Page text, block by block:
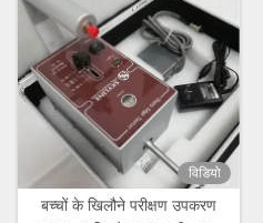
विडियो
बच्चों के खिलौने परीक्षण उपकरण